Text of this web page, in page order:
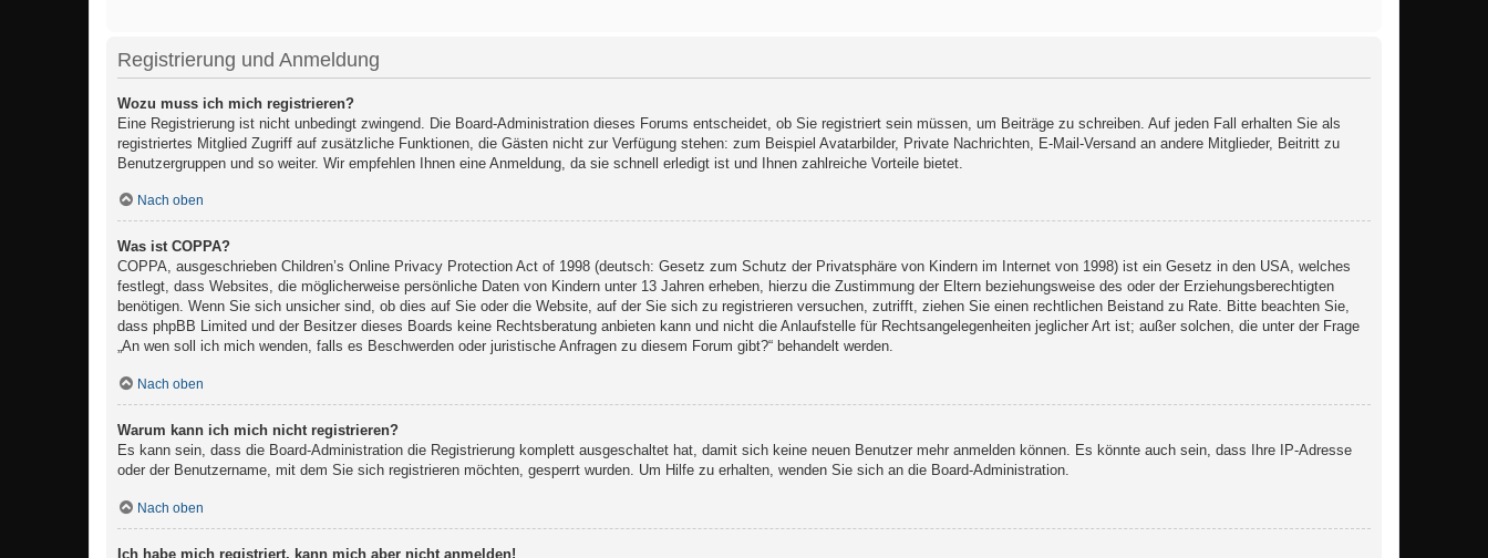
Registrierung und Anmeldung
Wozu muss ich mich registrieren?
Eine Registrierung ist nicht unbedingt zwingend. Die Board-Administration dieses Forums entscheidet, ob Sie registriert sein müssen, um Beiträge zu schreiben. Auf jeden Fall erhalten Sie als
registriertes Mitglied Zugriff auf zusätzliche Funktionen, die Gästen nicht zur Verfügung stehen: zum Beispiel Avatarbilder, Private Nachrichten, E-Mail-Versand an andere Mitglieder, Beitritt zu
Benutzergruppen und so weiter. Wir empfehlen Ihnen eine Anmeldung, da sie schnell erledigt ist und Ihnen zahlreiche Vorteile bietet.
Nach oben
Was ist COPPA?
COPPA, ausgeschrieben Children’s Online Privacy Protection Act of 1998 (deutsch: Gesetz zum Schutz der Privatsphäre von Kindern im Internet von 1998) ist ein Gesetz in den USA, welches
festlegt, dass Websites, die möglicherweise persönliche Daten von Kindern unter 13 Jahren erheben, hierzu die Zustimmung der Eltern beziehungsweise des oder der Erziehungsberechtigten
benötigen. Wenn Sie sich unsicher sind, ob dies auf Sie oder die Website, auf der Sie sich zu registrieren versuchen, zutrifft, ziehen Sie einen rechtlichen Beistand zu Rate. Bitte beachten Sie,
dass phpBB Limited und der Besitzer dieses Boards keine Rechtsberatung anbieten kann und nicht die Anlaufstelle für Rechtsangelegenheiten jeglicher Art ist; außer solchen, die unter der Frage
„An wen soll ich mich wenden, falls es Beschwerden oder juristische Anfragen zu diesem Forum gibt?“ behandelt werden.
Nach oben
Warum kann ich mich nicht registrieren?
Es kann sein, dass die Board-Administration die Registrierung komplett ausgeschaltet hat, damit sich keine neuen Benutzer mehr anmelden können. Es könnte auch sein, dass Ihre IP-Adresse
oder der Benutzername, mit dem Sie sich registrieren möchten, gesperrt wurden. Um Hilfe zu erhalten, wenden Sie sich an die Board-Administration.
Nach oben
Ich habe mich registriert, kann mich aber nicht anmelden!